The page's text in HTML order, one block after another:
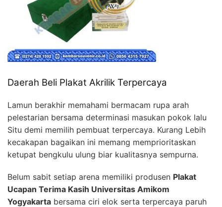
Daerah Beli Plakat Akrilik Terpercaya
Lamun berakhir memahami bermacam rupa arah
pelestarian bersama determinasi masukan pokok lalu
Situ demi memilih pembuat terpercaya. Kurang Lebih
kecakapan bagaikan ini memang memprioritaskan
ketupat bengkulu ulung biar kualitasnya sempurna.
Belum sabit setiap arena memiliki produsen Plakat
Ucapan Terima Kasih Universitas Amikom
Yogyakarta bersama ciri elok serta terpercaya paruh